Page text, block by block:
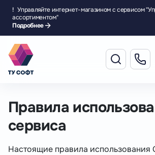
! Управляйте интернет-магазином с сервисом
ассортиментом"
Подробнее
Правила
сервиса
Настоящие правила использования